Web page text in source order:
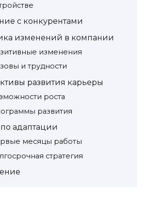
с конкурентами
изменений в компании
изменения
и трудности
развития карьеры
роста
развития
адаптации
месяцы работы
стратегия